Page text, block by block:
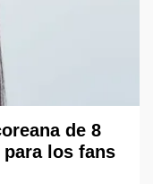
de 8
los fans